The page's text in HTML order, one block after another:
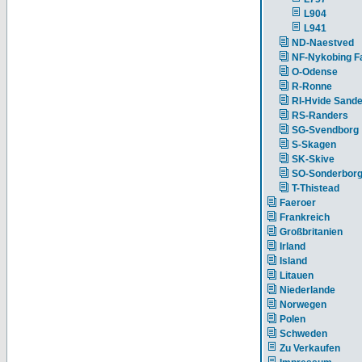
L904
L941
ND-Naestved
NF-Nykobing
O-Odense
R-Ronne
RI-Hvide Sande
RS-Randers
SG-Svendborg
S-Skagen
SK-Skive
SO-Sonderborg
T-Thistead
Faeroer
Frankreich
Großbritanien
Irland
Island
Litauen
Niederlande
Norwegen
Polen
Schweden
Zu Verkaufen